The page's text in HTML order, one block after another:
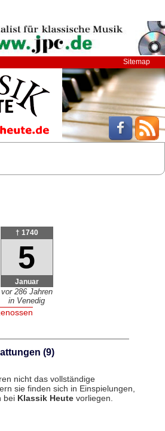
Sitemap
† 1740
5
Januar
vor 286 Jahren
in Venedig
(9)
nicht das vollständige
sie finden sich in Einspielungen,
bei Klassik Heutevorliegen.